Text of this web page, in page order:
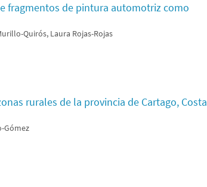
fragmentos de pintura automotriz como
Quirós, Laura Rojas-Rojas
rurales de la provincia de Cartago, Costa
Gómez